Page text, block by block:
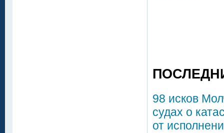
98 исков
судах о
от